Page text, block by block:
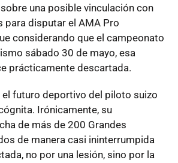
una posible vinculación con
para disputar el AMA Pro
considerando que el campeonato
sábado 30 de mayo, esa
prácticamente descartada.
el futuro deportivo del piloto suizo
Irónicamente, su
de más de 200 Grandes
de manera casi ininterrumpida
no por una lesión, sino por la